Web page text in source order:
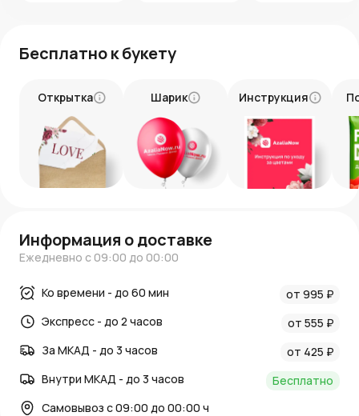
Бесплатно к букету
Открытка Шарик Инструкция
Информация о доставке
Ежедневно с 09:00 до 00:00
Ко времени - до 60 мин
от 995 ₽
Экспресс - до 2 часов
от 555 ₽
За МКАД - до 3 часов
от 425 ₽
Внутри МКАД - до 3 часов
Бесплатно
Самовывоз с 09:00 до 00:00 ч